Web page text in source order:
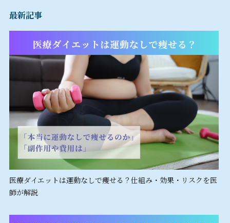
最新記事
医療ダイエットは運動なしで痩せる？仕組み・効果・リスクを医
師が解説